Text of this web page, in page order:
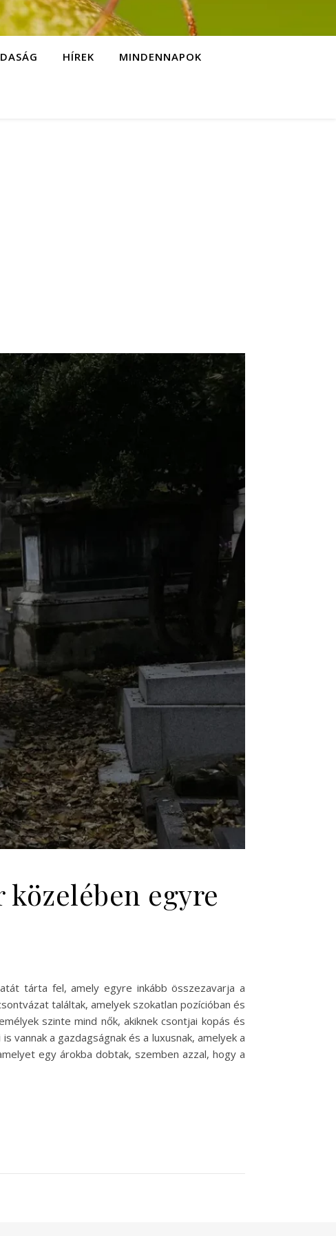
HÍREK MINDENNAPOK
egyre
tárta fel, amely egyre inkább összezavarja a
találtak, amelyek szokatlan pozícióban és
szinte mind nők, akiknek csontjai kopás és
a gazdagságnak és a luxusnak, amelyek a
egy árokba dobtak, szemben azzal, hogy a